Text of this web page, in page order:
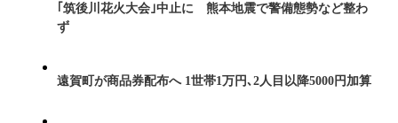
｢筑後川花火大会｣中止に 熊本地震で警備態勢など整わ
ず
遠賀町が商品券配布へ 1世帯1万円､2人目以降5000円加算